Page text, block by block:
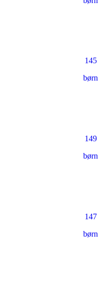
145
børn
149
børn
147
børn